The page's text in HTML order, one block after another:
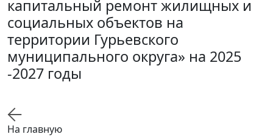
капитальный ремонт жилищных и
социальных объектов на
территории Гурьевского
муниципального округа» на 2025
-2027 годы
На главную